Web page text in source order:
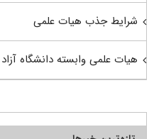
شرایط جذب هیات علمی
هیات علمی وابسته دانشگاه آزاد